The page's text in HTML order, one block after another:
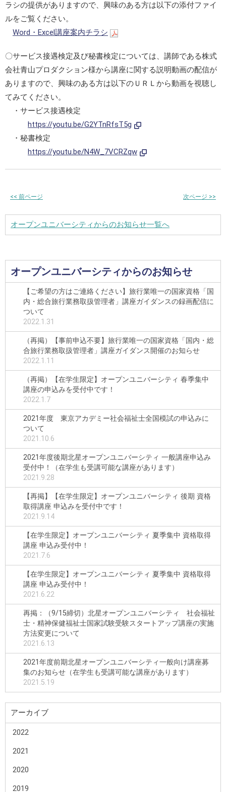
ラシの提供がありますので、興味のある方は以下の添付ファイ
ルをご覧ください。
Word・Excel講座案内チラシ
〇サービス接遇検定及び秘書検定については、講師である株式
会社青山プロダクション様から講座に関する説明動画の配信が
ありますので、興味のある方は以下のＵＲＬから動画を視聴し
てみてください。
・サービス接遇検定
https://youtu.be/G2YTnRfsT5g
・秘書検定
https://youtu.be/N4W_7VCRZqw
<< 前ページ 次ページ >>
オープンユニバーシティからのお知らせ一覧へ
オープンユニバーシティからのお知らせ
【ご希望の方はご連絡ください】旅行業唯一の国家資格「国
内・総合旅行業務取扱管理者」講座ガイダンスの録画配信に
ついて
2022.1.31
（再掲）【事前申込不要】旅行業唯一の国家資格「国内・総
合旅行業務取扱管理者」講座ガイダンス開催のお知らせ
2022.1.11
（再掲）【在学生限定】オープンユニバーシティ 春季集中
講座の申込みを受付中です！
2022.1.7
2021年度 東京アカデミー社会福祉士全国模試の申込みに
ついて
2021.10.6
2021年度後期北星オープンユニバーシティ 一般講座申込み
受付中！（在学生も受講可能な講座があります）
2021.9.28
【再掲】【在学生限定】オープンユニバーシティ 後期 資格
取得講座 申込みを受付中です！
2021.9.14
【在学生限定】オープンユニバーシティ 夏季集中 資格取得
講座 申込み受付中！
2021.7.6
【在学生限定】オープンユニバーシティ 夏季集中 資格取得
講座 申込み受付中！
2021.6.22
再掲：（9/15締切）北星オープンユニバーシティ 社会福祉
士・精神保健福祉士国家試験受験スタートアップ講座の実施
方法変更について
2021.6.13
2021年度前期北星オープンユニバーシティ一般向け講座募
集のお知らせ（在学生も受講可能な講座があります）
2021.5.19
アーカイブ
2022
2021
2020
2019